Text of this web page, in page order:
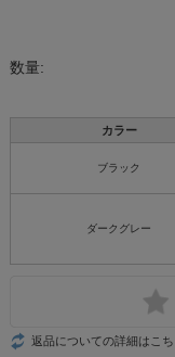
数量:
カラー
ブラック
ダークグレー
返品についての詳細はこち